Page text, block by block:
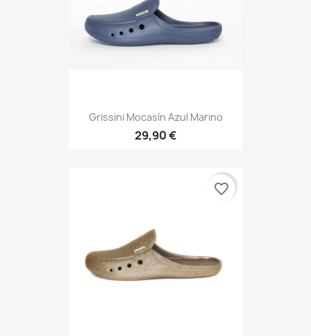
Grissini Mocasín Azul Marino
29,90 €
favorite_border